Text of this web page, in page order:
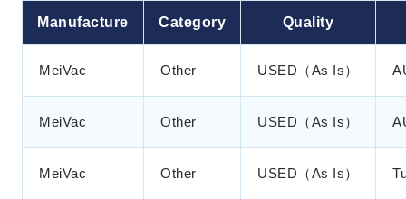
Manufacture Category Quality
MeiVac Other USED（As Is）
MeiVac Other USED（As Is）
MeiVac Other USED（As Is）